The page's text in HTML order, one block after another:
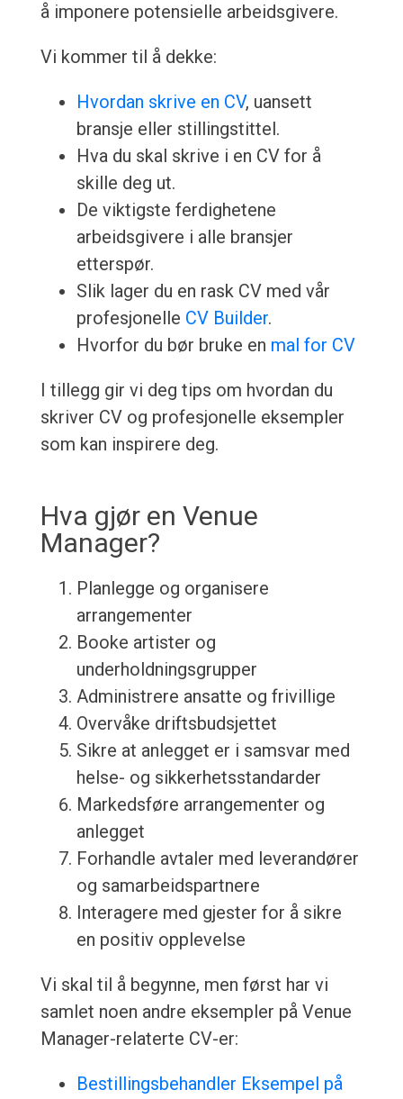
å imponere potensielle arbeidsgivere.
Vi kommer til å dekke:
Hvordan skrive en CV, uansett
bransje eller stillingstittel.
Hva du skal skrive i en CV for å
skille deg ut.
De viktigste ferdighetene
arbeidsgivere i alle bransjer
etterspør.
Slik lager du en rask CV med vår
profesjonelle CV Builder.
Hvorfor du bør bruke en mal for CV
I tillegg gir vi deg tips om hvordan du
skriver CV og profesjonelle eksempler
som kan inspirere deg.
Hva gjør en Venue
Manager?
Planlegge og organisere
arrangementer
Booke artister og
underholdningsgrupper
Administrere ansatte og frivillige
Overvåke driftsbudsjettet
Sikre at anlegget er i samsvar med
helse- og sikkerhetsstandarder
Markedsføre arrangementer og
anlegget
Forhandle avtaler med leverandører
og samarbeidspartnere
Interagere med gjester for å sikre
en positiv opplevelse
Vi skal til å begynne, men først har vi
samlet noen andre eksempler på Venue
Manager-relaterte CV-er:
Bestillingsbehandler Eksempel på